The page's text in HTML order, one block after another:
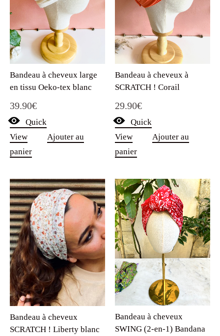
Bandeau à cheveux large
en tissu Oeko-tex blanc
39.90€
Quick
View
Ajouter au
panier
Bandeau à cheveux à
SCRATCH ! Corail
29.90€
Quick
View
Ajouter au
panier
Bandeau à cheveux
SCRATCH ! Liberty blanc
Bandeau à cheveux
SWING (2-en-1) Bandana